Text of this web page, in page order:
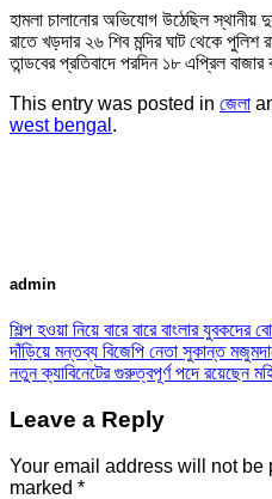
হামলা চালানোর অভিযোগ উঠেছিল স্থানীয়
রাতে খড়দার ২৬ শিব মন্দির ঘাট থেকে
তান্ডবের প্রতিবাদে পরদিন ১৮ এপ্রিল বাজার
This entry was posted in জেলা
west bengal .
admin
শিল্প হওয়া নিয়ে বারে বারে বাংলার যুবকদের
দাঁড়িয়ে মন্তব্য বিজেপি নেতা সুকান্ত
নতুন ক্যাবিনেটের গুরুত্বপূর্ণ পদে রয়েছেন
Leave a Reply
Your email address will not be
marked *